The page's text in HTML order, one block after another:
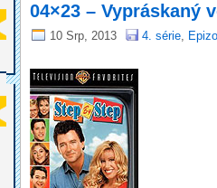
04×23 – Vypráskaný
10 Srp, 2013 4. série,